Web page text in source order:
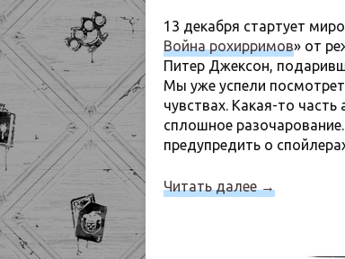
13 декабря стартует
Война рохирримов» от
Питер Джексон,
Мы уже успели
чувствах. Какая-то
сплошное
предупредить о
Читать далее→